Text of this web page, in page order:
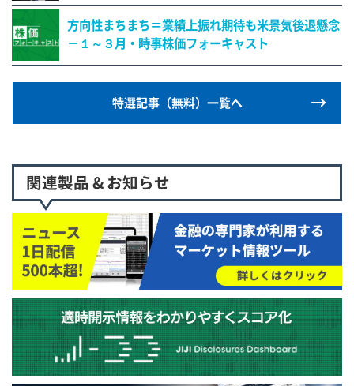
方向性まちまち＝業績上振れ期待も米景気後退懸念
－１～３月・時事株価フォーキャスト
特選記事（無料）一覧へ
関連製品 & お知らせ